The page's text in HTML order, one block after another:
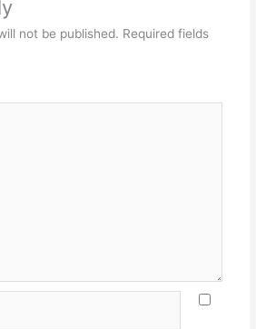
not be published. Required fields